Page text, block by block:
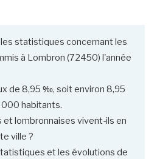
statistiques concernant les
à Lombron (72450) l'année
de 8,95 ‰, soit environ 8,95
habitants.
et lombronnaises vivent-ils en
ville ?
et les évolutions de